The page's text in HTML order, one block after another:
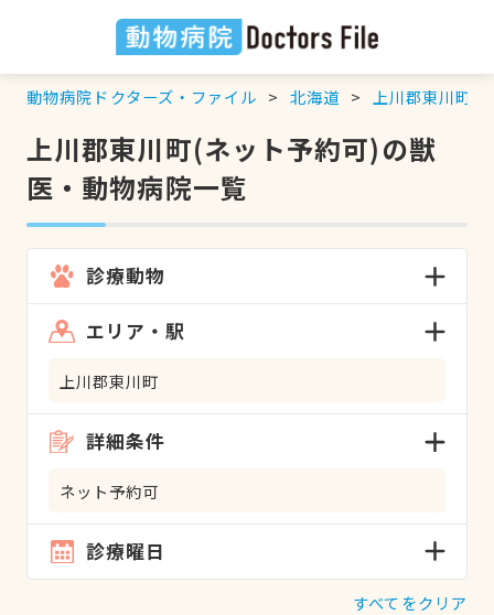
動物病院ドクターズ・ファイル 北海道 上川郡東川町
上川郡東川町(ネット予約可)の獣
医・動物病院一覧
診療動物
エリア・駅
上川郡東川町
詳細条件
ネット予約可
診療曜日
すべてをクリア